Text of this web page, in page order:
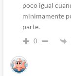
poco igual
minimamente
parte.
0